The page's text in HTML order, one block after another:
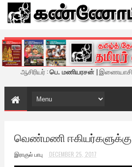
கண்ணோட்டம் -
ஆசிரியர் :பெ. மணியரசன் |
வெண்மணி
இராகுல் பாபு DECEMBER 25, 2017